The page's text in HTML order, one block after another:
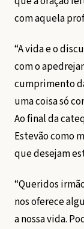
com aquela
“A vida e o
com o
cumprimento
uma coisa só
Ao final da
Estevão como
que desejam
“Queridos
nos oferece
a nossa vida.